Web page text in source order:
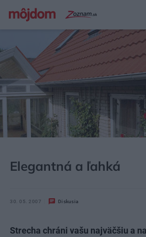
Elegantná a ľahká
30. 05. 2007 Diskusia
Strecha chráni vašu najväčšiu a